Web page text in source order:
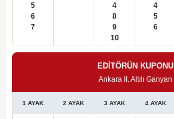
5
6
7
4
8
9
10
4
5
6
EDİTÖRÜN KUPONU
Ankara II. Altılı Ganyan
1 AYAK 2 AYAK 3 AYAK 4 AYAK